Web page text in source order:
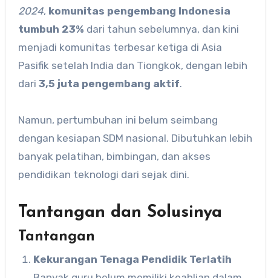
2024, komunitas pengembang Indonesia
tumbuh 23% dari tahun sebelumnya, dan kini
menjadi komunitas terbesar ketiga di Asia
Pasifik setelah India dan Tiongkok, dengan lebih
dari 3,5 juta pengembang aktif.
Namun, pertumbuhan ini belum seimbang
dengan kesiapan SDM nasional. Dibutuhkan lebih
banyak pelatihan, bimbingan, dan akses
pendidikan teknologi dari sejak dini.
Tantangan dan Solusinya
Tantangan
Kekurangan Tenaga Pendidik Terlatih